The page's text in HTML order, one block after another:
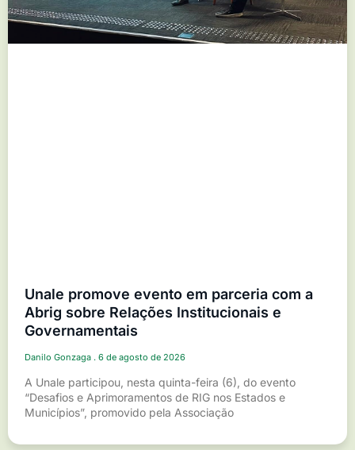
Unale promove evento em parceria com a
Abrig sobre Relações Institucionais e
Governamentais
Danilo Gonzaga 6 de agosto de 2026
A Unale participou, nesta quinta-feira (6), do evento
“Desafios e Aprimoramentos de RIG nos Estados e
Municípios”, promovido pela Associação